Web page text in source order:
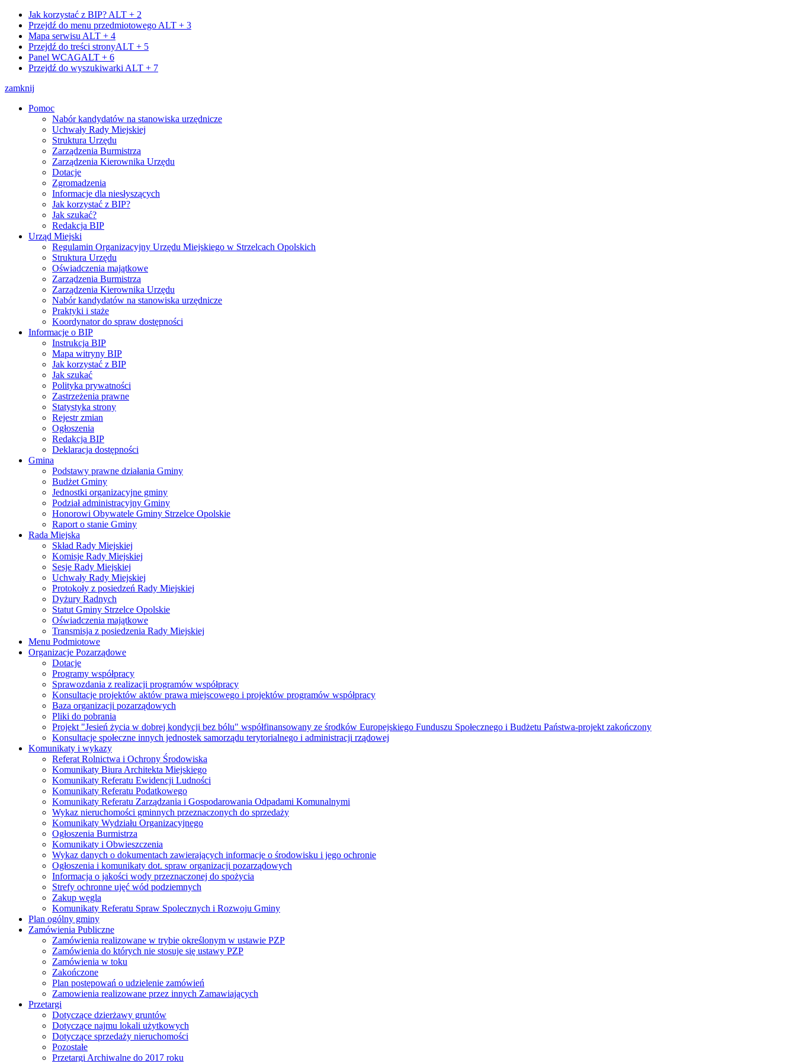
Jak korzystać z BIP? ALT + 2
Przejdź do menu przedmiotowego ALT + 3
Mapa serwisu ALT + 4
Przejdź do treści stronyALT + 5
Panel WCAGALT + 6
Przejdź do wyszukiwarki ALT + 7
zamknij
Pomoc
Nabór kandydatów na stanowiska urzędnicze
Uchwały Rady Miejskiej
Struktura Urzędu
Zarządzenia Burmistrza
Zarządzenia Kierownika Urzędu
Dotacje
Zgromadzenia
Informacje dla niesłyszących
Jak korzystać z BIP?
Jak szukać?
Redakcja BIP
Urząd Miejski
Regulamin Organizacyjny Urzędu Miejskiego w Strzelcach Opolskich
Struktura Urzędu
Oświadczenia majątkowe
Zarządzenia Burmistrza
Zarządzenia Kierownika Urzędu
Nabór kandydatów na stanowiska urzędnicze
Praktyki i staże
Koordynator do spraw dostępności
Informacje o BIP
Instrukcja BIP
Mapa witryny BIP
Jak korzystać z BIP
Jak szukać
Polityka prywatności
Zastrzeżenia prawne
Statystyka strony
Rejestr zmian
Ogłoszenia
Redakcja BIP
Deklaracja dostępności
Gmina
Podstawy prawne działania Gminy
Budżet Gminy
Jednostki organizacyjne gminy
Podział administracyjny Gminy
Honorowi Obywatele Gminy Strzelce Opolskie
Raport o stanie Gminy
Rada Miejska
Skład Rady Miejskiej
Komisje Rady Miejskiej
Sesje Rady Miejskiej
Uchwały Rady Miejskiej
Protokoły z posiedzeń Rady Miejskiej
Dyżury Radnych
Statut Gminy Strzelce Opolskie
Oświadczenia majątkowe
Transmisja z posiedzenia Rady Miejskiej
Menu Podmiotowe
Organizacje Pozarządowe
Dotacje
Programy współpracy
Sprawozdania z realizacji programów współpracy
Konsultacje projektów aktów prawa miejscowego i projektów programów współpracy
Baza organizacji pozarządowych
Pliki do pobrania
Projekt "Jesień życia w dobrej kondycji bez bólu" współfinansowany ze środków Europejskiego Funduszu Społecznego i Budżetu Państwa-projekt zakończony
Konsultacje społeczne innych jednostek samorządu terytorialnego i administracji rządowej
Komunikaty i wykazy
Referat Rolnictwa i Ochrony Środowiska
Komunikaty Biura Architekta Miejskiego
Komunikaty Referatu Ewidencji Ludności
Komunikaty Referatu Podatkowego
Komunikaty Referatu Zarządzania i Gospodarowania Odpadami Komunalnymi
Wykaz nieruchomości gminnych przeznaczonych do sprzedaży
Komunikaty Wydziału Organizacyjnego
Ogłoszenia Burmistrza
Komunikaty i Obwieszczenia
Wykaz danych o dokumentach zawierających informacje o środowisku i jego ochronie
Ogłoszenia i komunikaty dot. spraw organizacji pozarządowych
Informacja o jakości wody przeznaczonej do spożycia
Strefy ochronne ujęć wód podziemnych
Zakup węgla
Komunikaty Referatu Spraw Spolecznych i Rozwoju Gminy
Plan ogólny gminy
Zamówienia Publiczne
Zamówienia realizowane w trybie określonym w ustawie PZP
Zamówienia do których nie stosuje się ustawy PZP
Zamówienia w toku
Zakończone
Plan postępowań o udzielenie zamówień
Zamowienia realizowane przez innych Zamawiających
Przetargi
Dotyczące dzierżawy gruntów
Dotyczące najmu lokali użytkowych
Dotyczące sprzedaży nieruchomości
Pozostałe
Przetargi Archiwalne do 2017 roku